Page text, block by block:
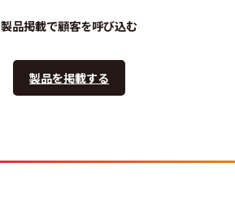
製品掲載で顧客を呼び込む
製品を掲載する